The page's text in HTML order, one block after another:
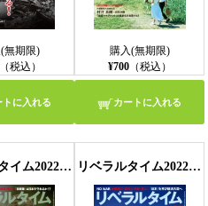
無期限)
税込）
トに入れる
購入(無期限)
¥700（税込）
カートに入れる
リベラルタイム2022年9月号 リベラルタイム2022年10月号